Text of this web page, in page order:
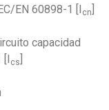
EN 60898-1 [I cn
capacidad
[I cs